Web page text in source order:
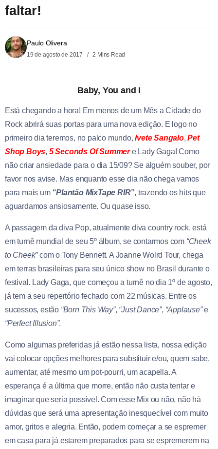
faltar!
Paulo Olivera
19 de agosto de 2017 2 Mins Read
Baby, You and I
Está chegando a hora! Em menos de um Mês a Cidade do
Rock abrirá suas portas para uma nova edição. E logo no
primeiro dia teremos, no palco mundo,Ivete Sangalo,Pet
Shop Boys, 5 Seconds Of Summere Lady Gaga! Como
não criar ansiedade para o dia 15/09? Se alguém souber, por
favor nos avise. Mas enquanto esse dia não chega vamos
para mais um “Plantão MixTape RIR”, trazendo os hits que
aguardamos ansiosamente. Ou quase isso.
A passagem da diva Pop, atualmente diva country rock, está
em turnê mundial de seu 5º álbum, se contarmos com “Cheek
to Cheek”com o Tony Bennett. A Joanne Wolrd Tour, chega
em terras brasileiras para seu único show no Brasil durante o
festival. Lady Gaga, que começou a turnê no dia 1º de agosto,
já tem a seu repertório fechado com 22 músicas. Entre os
sucessos, estão “Born This Way”, “Just Dance”, “Applause”e
“Perfect Illusion”.
Como algumas preferidas já estão nessa lista, nossa edição
vai colocar opções melhores para substituir e/ou, quem sabe,
aumentar, até mesmo um pot-pourri, um acapella. A
esperança é a última que morre, então não custa tentar e
imaginar que seria possível. Com esse Mix ou não, não há
dúvidas que será uma apresentação inesquecível com muito
amor, gritos e alegria. Então, podem começar a se espremer
em casa para já estarem preparados para se espremerem na